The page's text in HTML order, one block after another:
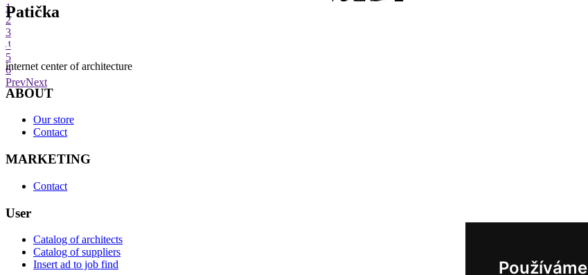
1
2
3
4
5
6
PrevNext
Patička
internet center of architecture
ABOUT
Our store
Contact
MARKETING
Contact
User
Catalog of architects
Catalog of suppliers
Insert ad to job find